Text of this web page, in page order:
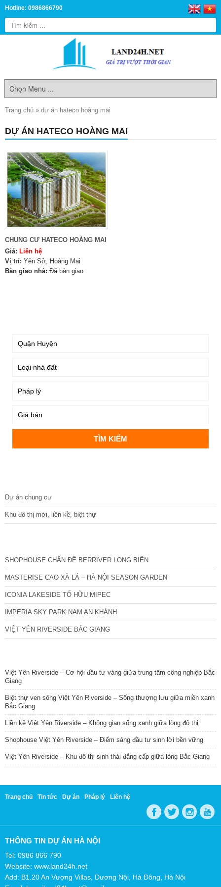
Hotline: 0986866790
Trang chủ » dự án hateco hoàng mai
DỰ ÁN HATECO HOÀNG MAI
CHUNG CƯ HATECO HOÀNG MAI
Giá: Liên hệ
Vị trí: Yên Sở, Hoàng Mai
Bàn giao nhà: Đã bàn giao
Dự án chung cư
Khu đô thị mới, liền kề, biệt thự
SHOPHOUSE CHÂN ĐẾ BERRIVER LONG BIÊN
MASTERISE CAO XÀ LÁ – HÀ NỘI SEASON GARDEN
ICONIA LAKESIDE TỐ HỮU MIPEC
IMPERIA SKY PARK NAM AN KHÁNH
VIỆT YÊN RIVERSIDE BẮC GIANG
Việt Yên Riverside – Cơ hội đầu tư vàng giữa trung tâm công nghiệp Bắc
Giang
Biệt thự ven sông Việt Yên Riverside – Sống thượng lưu giữa miền xanh
Bắc Giang
Liền kề Việt Yên Riverside – Không gian sống xanh giữa lòng đô thị
Shophouse Việt Yên Riverside – Điểm sáng đầu tư sinh lời bền vững
Việt Yên Riverside – Khu đô thị sinh thái đẳng cấp giữa lòng Bắc Giang
Trang chủ Tin tức Dự án Pháp lý Liên hệ
THÔNG TIN DỰ ÁN HÀ NỘI
Tel: 0986 866 790
Website: www.land24h.net
Add: B1.20 An Vượng Villas, Dương Nội, Hà Đông, Hà Nội